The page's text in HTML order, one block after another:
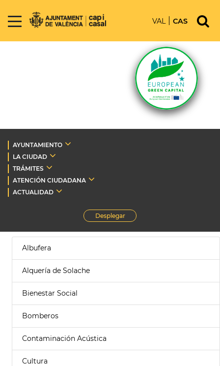
VAL CAS
AYUNTAMIENTO
LA CIUDAD
TRÁMITES
ATENCIÓN CIUDADANA
ACTUALIDAD
Desplegar
Albufera
Alquería de Solache
Bienestar Social
Bomberos
Contaminación Acústica
Cultura